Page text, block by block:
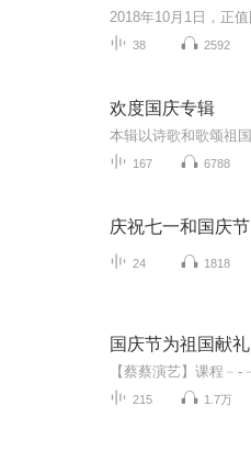
38 2592
欢度国庆专辑
167 6788
庆祝七一和国庆节
24 1818
国庆节为祖国献礼
215 1.7万